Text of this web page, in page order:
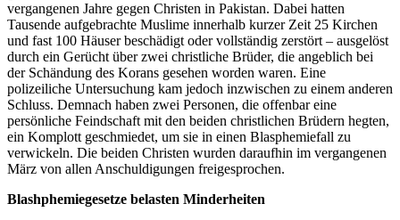
vergangenen Jahre gegen Christen in Pakistan. Dabei hatten
Tausende aufgebrachte Muslime innerhalb kurzer Zeit 25 Kirchen
und fast 100 Häuser beschädigt oder vollständig zerstört – ausgelöst
durch ein Gerücht über zwei christliche Brüder, die angeblich bei
der Schändung des Korans gesehen worden waren. Eine
polizeiliche Untersuchung kam jedoch inzwischen zu einem anderen
Schluss. Demnach haben zwei Personen, die offenbar eine
persönliche Feindschaft mit den beiden christlichen Brüdern hegten,
ein Komplott geschmiedet, um sie in einen Blasphemiefall zu
verwickeln. Die beiden Christen wurden daraufhin im vergangenen
März von allen Anschuldigungen freigesprochen.
Blashphemiegesetze belasten Minderheiten